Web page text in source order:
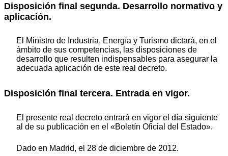
Disposición final segunda. Desarrollo normativo y
aplicación.
El Ministro de Industria, Energía y Turismo dictará, en el
ámbito de sus competencias, las disposiciones de
desarrollo que resulten indispensables para asegurar la
adecuada aplicación de este real decreto.
Disposición final tercera. Entrada en vigor.
El presente real decreto entrará en vigor el día siguiente
al de su publicación en el «Boletín Oficial del Estado».
Dado en Madrid, el 28 de diciembre de 2012.